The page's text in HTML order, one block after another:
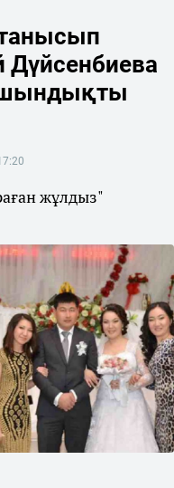
танысып
шындықты
жұлдыз"